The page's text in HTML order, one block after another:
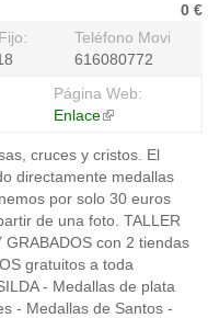
0 €
Teléfono Movil:
616080772
Página Web:
Enlace(link
external)
cruces y cristos. El
directamente medallas
por solo 30 euros
de una foto. TALLER
GRABADOS con 2 tiendas
gratuitos a toda
- Medallas de plata
- Medallas de Santos -